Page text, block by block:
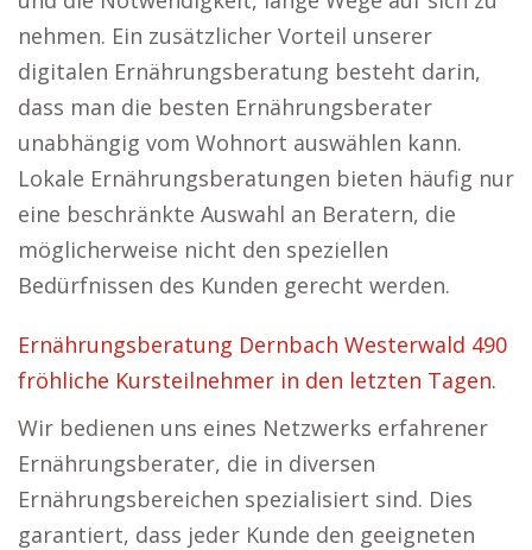
nehmen. Ein zusätzlicher Vorteil unserer
digitalen Ernährungsberatung besteht darin,
dass man die besten Ernährungsberater
unabhängig vom Wohnort auswählen kann.
Lokale Ernährungsberatungen bieten häufig nur
eine beschränkte Auswahl an Beratern, die
möglicherweise nicht den speziellen
Bedürfnissen des Kunden gerecht werden.
Ernährungsberatung Dernbach Westerwald 490
fröhliche Kursteilnehmer in den letzten Tagen.
Wir bedienen uns eines Netzwerks erfahrener
Ernährungsberater, die in diversen
Ernährungsbereichen spezialisiert sind. Dies
garantiert, dass jeder Kunde den geeigneten